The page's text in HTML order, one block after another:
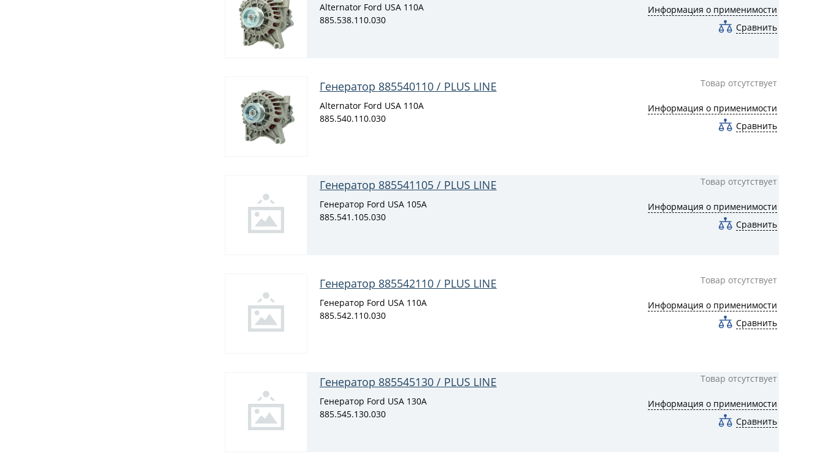
Alternator Ford USA 110A
885.538.110.030
Информация о применимости
Сравнить
Генератор 885540110 / PLUS LINE
Товар отсутствует
Alternator Ford USA 110A
885.540.110.030
Информация о применимости
Сравнить
Генератор 885541105 / PLUS LINE
Товар отсутствует
Генератор Ford USA 105A
885.541.105.030
Информация о применимости
Сравнить
Генератор 885542110 / PLUS LINE
Товар отсутствует
Генератор Ford USA 110A
885.542.110.030
Информация о применимости
Сравнить
Генератор 885545130 / PLUS LINE
Товар отсутствует
Генератор Ford USA 130A
885.545.130.030
Информация о применимости
Сравнить